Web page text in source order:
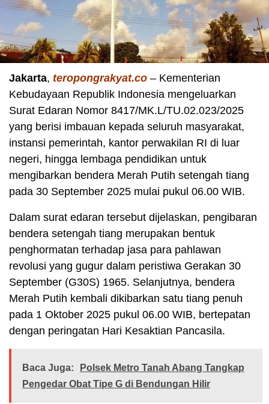
Jakarta, teropongrakyat.co – Kementerian
Kebudayaan Republik Indonesia mengeluarkan
Surat Edaran Nomor 8417/MK.L/TU.02.023/2025
yang berisi imbauan kepada seluruh masyarakat,
instansi pemerintah, kantor perwakilan RI di luar
negeri, hingga lembaga pendidikan untuk
mengibarkan bendera Merah Putih setengah tiang
pada 30 September 2025 mulai pukul 06.00 WIB.
Dalam surat edaran tersebut dijelaskan, pengibaran
bendera setengah tiang merupakan bentuk
penghormatan terhadap jasa para pahlawan
revolusi yang gugur dalam peristiwa Gerakan 30
September (G30S) 1965. Selanjutnya, bendera
Merah Putih kembali dikibarkan satu tiang penuh
pada 1 Oktober 2025 pukul 06.00 WIB, bertepatan
dengan peringatan Hari Kesaktian Pancasila.
Baca Juga:
Polsek Metro Tanah Abang Tangkap
Pengedar Obat Tipe G di Bendungan Hilir